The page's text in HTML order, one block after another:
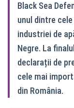
Black Sea
unul dintre
industriei de
Negre. La
declarații de
cele mai
din România.